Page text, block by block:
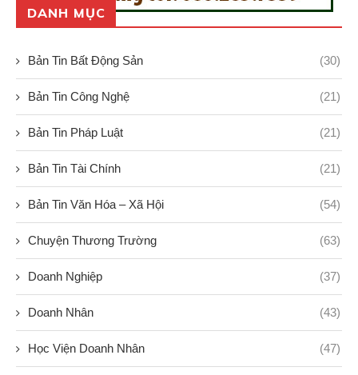
DANH MỤC
Bản Tin Bất Động Sản (30)
Bản Tin Công Nghệ (21)
Bản Tin Pháp Luật (21)
Bản Tin Tài Chính (21)
Bản Tin Văn Hóa – Xã Hội (54)
Chuyện Thương Trường (63)
Doanh Nghiệp (37)
Doanh Nhân (43)
Học Viện Doanh Nhân (47)